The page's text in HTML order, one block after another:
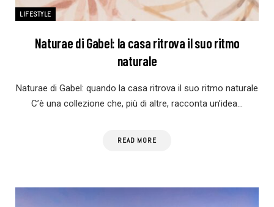
LIFESTYLE
Naturae di Gabel: la casa ritrova il suo ritmo
naturale
Naturae di Gabel: quando la casa ritrova il suo ritmo naturale
C’è una collezione che, più di altre, racconta un’idea…
READ MORE